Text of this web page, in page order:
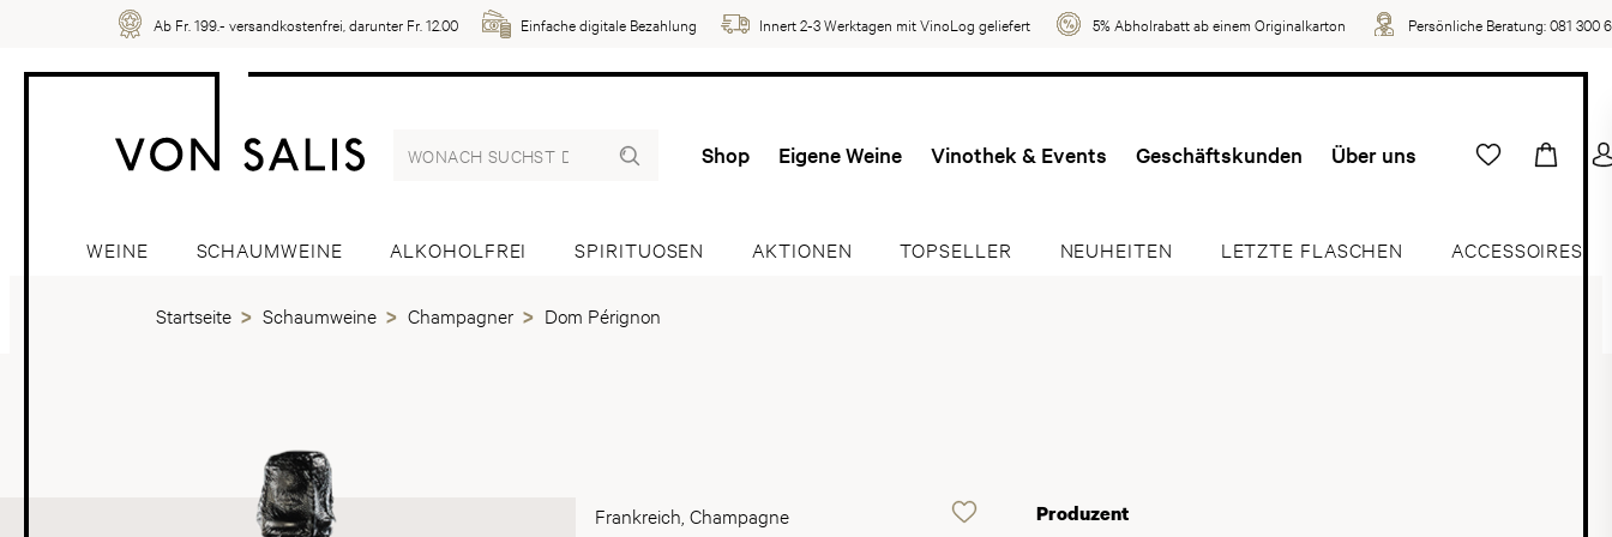
Ab Fr. 199.- versandkostenfrei, darunter Fr. 12.00 Einfache digitale Bezahlung Innert 2-3 Werktagen mit VinoLog geliefert 5% Abholrabatt ab einem Originalkarton Persönliche Beratung:081 300
Shop Eigene Weine Vinothek & Events Geschäftskunden Über uns
WEINE SCHAUMWEINE ALKOHOLFREI SPIRITUOSEN AKTIONEN TOPSELLER NEUHEITEN LETZTE FLASCHEN ACCESSOIRES
Startseite Schaumweine Champagner Dom Pérignon
Frankreich, Champagne Produzent